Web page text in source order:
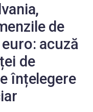
de
acuză
de
înțelegere